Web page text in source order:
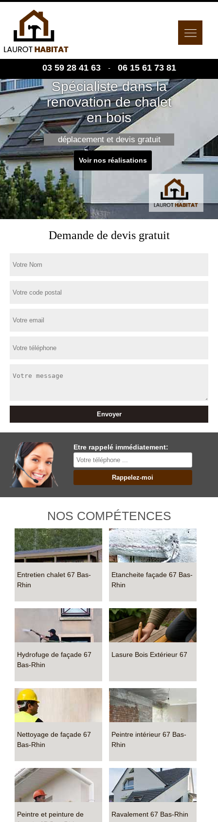
03 59 28 41 63 - 06 15 61 73 81
Spécialiste dans la
renovation de chalet
en bois
déplacement et devis gratuit
Voir nos réalisations
Demande de devis gratuit
Etre rappelé immédiatement:
NOS COMPÉTENCES
Entretien chalet 67 Bas-
Rhin
Etancheite façade 67 Bas-
Rhin
Hydrofuge de façade 67
Bas-Rhin
Lasure Bois Extérieur 67
Nettoyage de façade 67
Bas-Rhin
Peintre intérieur 67 Bas-
Rhin
Peintre et peinture de
Ravalement 67 Bas-Rhin